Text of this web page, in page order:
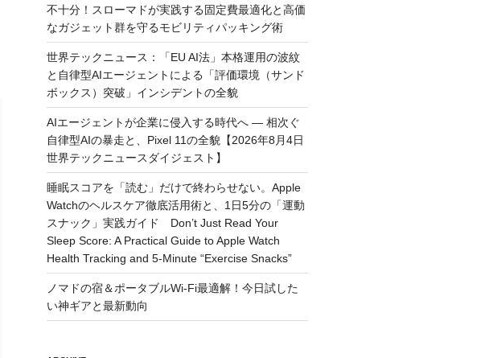
不十分！スローマドが実践する固定費最適化と高価
なガジェット群を守るモビリティパッキング術
世界テックニュース：「EU AI法」本格運用の波紋
と自律型AIエージェントによる「評価環境（サンド
ボックス）突破」インシデントの全貌
AIエージェントが企業に侵入する時代へ — 相次ぐ
自律型AIの暴走と、Pixel 11の全貌【2026年8月4日
世界テックニュースダイジェスト】
睡眠スコアを「読む」だけで終わらせない。Apple
Watchのヘルスケア徹底活用術と、1日5分の「運動
スナック」実践ガイド Don’t Just Read Your
Sleep Score: A Practical Guide to Apple Watch
Health Tracking and 5-Minute “Exercise Snacks”
ノマドの宿＆ポータブルWi-Fi最適解！今日試した
い神ギアと最新動向